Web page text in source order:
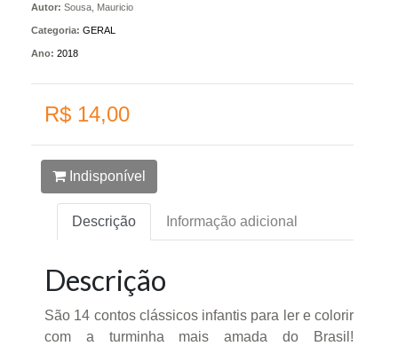
Autor: Sousa, Mauricio
Categoria: GERAL
Ano: 2018
R$ 14,00
Indisponível
Descrição Informação adicional
Descrição
São 14 contos clássicos infantis para ler e colorir
com a turminha mais amada do Brasil!